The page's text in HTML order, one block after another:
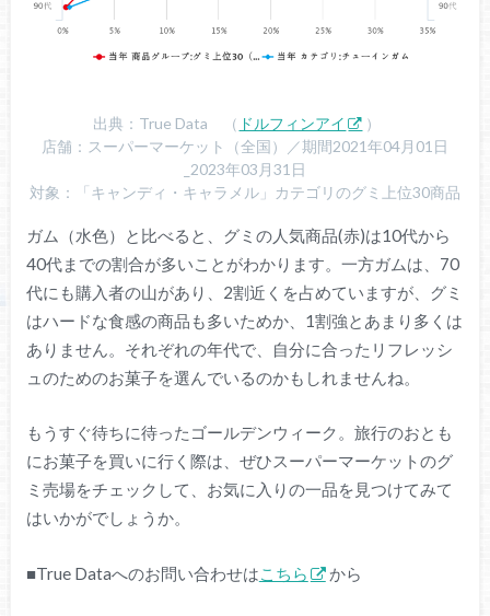
出典：True Data （ ドルフィンアイ
）
店舗：スーパーマーケット（全国）／期間2021年04月01日
_2023年03月31日
対象：「キャンディ・キャラメル」カテゴリのグミ上位30商品
ガム（水色）と比べると、グミの人気商品(赤)は10代から
40代までの割合が多いことがわかります。一方ガムは、70
代にも購入者の山があり、2割近くを占めていますが、グミ
はハードな食感の商品も多いためか、1割強とあまり多くは
ありません。それぞれの年代で、自分に合ったリフレッシ
ュのためのお菓子を選んでいるのかもしれませんね。
もうすぐ待ちに待ったゴールデンウィーク。旅行のおとも
にお菓子を買いに行く際は、ぜひスーパーマーケットのグ
ミ売場をチェックして、お気に入りの一品を見つけてみて
はいかがでしょうか。
■True Dataへのお問い合わせはこちら から